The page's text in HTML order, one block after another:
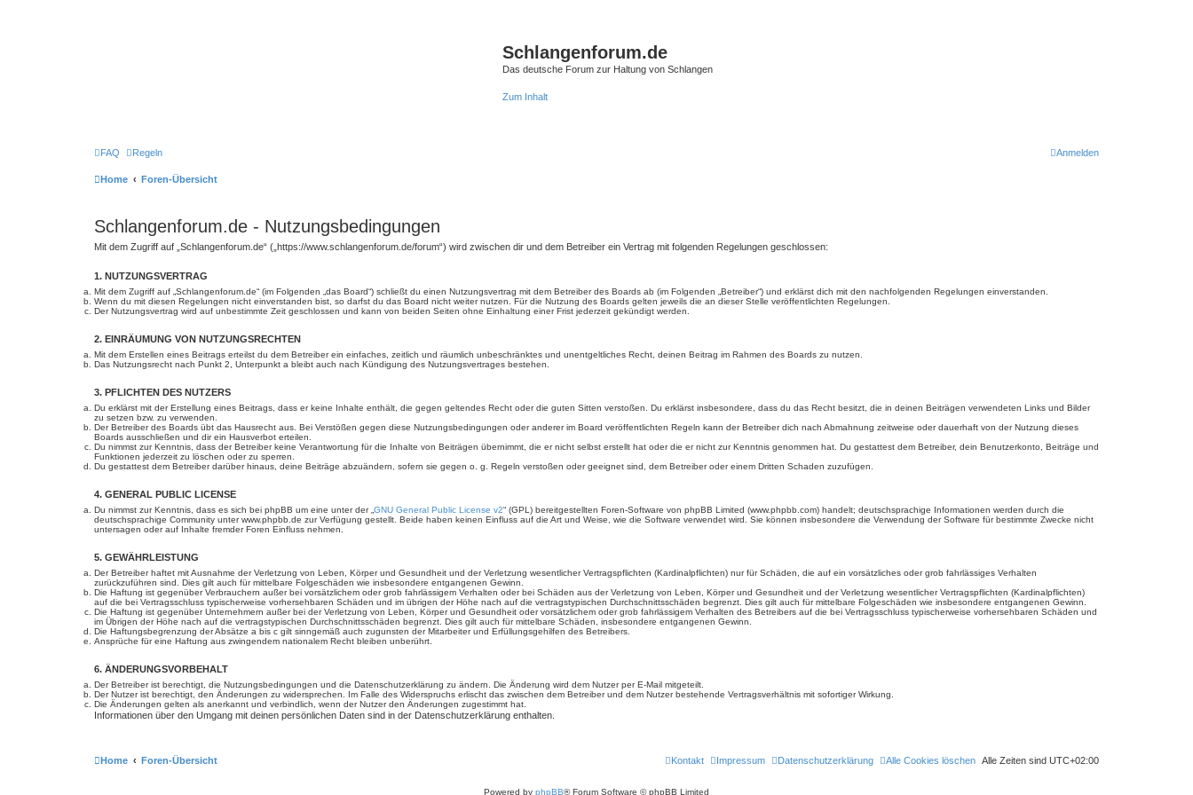
Schlangenforum.de
Das deutsche Forum zur Haltung von Schlangen
Zum Inhalt
FAQ Regeln Anmelden
Home Foren-Übersicht
Schlangenforum.de - Nutzungsbedingungen
Mit dem Zugriff auf „Schlangenforum.de“ („https://www.schlangenforum.de/forum“) wird zwischen dir und dem Betreiber ein Vertrag mit folgenden Regelungen geschlossen:
1. NUTZUNGSVERTRAG
Mit dem Zugriff auf „Schlangenforum.de“ (im Folgenden „das Board“) schließt du einen Nutzungsvertrag mit dem Betreiber des Boards ab (im Folgenden „Betreiber“) und erklärst dich mit den nachfolgenden Regelungen einverstanden.
Wenn du mit diesen Regelungen nicht einverstanden bist, so darfst du das Board nicht weiter nutzen. Für die Nutzung des Boards gelten jeweils die an dieser Stelle veröffentlichten Regelungen.
Der Nutzungsvertrag wird auf unbestimmte Zeit geschlossen und kann von beiden Seiten ohne Einhaltung einer Frist jederzeit gekündigt werden.
2. EINRÄUMUNG VON NUTZUNGSRECHTEN
Mit dem Erstellen eines Beitrags erteilst du dem Betreiber ein einfaches, zeitlich und räumlich unbeschränktes und unentgeltliches Recht, deinen Beitrag im Rahmen des Boards zu nutzen.
Das Nutzungsrecht nach Punkt 2, Unterpunkt a bleibt auch nach Kündigung des Nutzungsvertrages bestehen.
3. PFLICHTEN DES NUTZERS
Du erklärst mit der Erstellung eines Beitrags, dass er keine Inhalte enthält, die gegen geltendes Recht oder die guten Sitten verstoßen. Du erklärst insbesondere, dass du das Recht besitzt, die in deinen Beiträgen verwendeten Links und Bilder
zu setzen bzw. zu verwenden.
Der Betreiber des Boards übt das Hausrecht aus. Bei Verstößen gegen diese Nutzungsbedingungen oder anderer im Board veröffentlichten Regeln kann der Betreiber dich nach Abmahnung zeitweise oder dauerhaft von der Nutzung dieses
Boards ausschließen und dir ein Hausverbot erteilen.
Du nimmst zur Kenntnis, dass der Betreiber keine Verantwortung für die Inhalte von Beiträgen übernimmt, die er nicht selbst erstellt hat oder die er nicht zur Kenntnis genommen hat. Du gestattest dem Betreiber, dein Benutzerkonto, Beiträge und
Funktionen jederzeit zu löschen oder zu sperren.
Du gestattest dem Betreiber darüber hinaus, deine Beiträge abzuändern, sofern sie gegen o. g. Regeln verstoßen oder geeignet sind, dem Betreiber oder einem Dritten Schaden zuzufügen.
4. GENERAL PUBLIC LICENSE
Du nimmst zur Kenntnis, dass es sich bei phpBB um eine unter der „ GNU General Public License v2“ (GPL) bereitgestellten Foren-Software von phpBB Limited (www.phpbb.com) handelt; deutschsprachige Informationen werden durch die
deutschsprachige Community unter www.phpbb.de zur Verfügung gestellt. Beide haben keinen Einfluss auf die Art und Weise, wie die Software verwendet wird. Sie können insbesondere die Verwendung der Software für bestimmte Zwecke nicht
untersagen oder auf Inhalte fremder Foren Einfluss nehmen.
5. GEWÄHRLEISTUNG
Der Betreiber haftet mit Ausnahme der Verletzung von Leben, Körper und Gesundheit und der Verletzung wesentlicher Vertragspflichten (Kardinalpflichten) nur für Schäden, die auf ein vorsätzliches oder grob fahrlässiges Verhalten
zurückzuführen sind. Dies gilt auch für mittelbare Folgeschäden wie insbesondere entgangenen Gewinn.
Die Haftung ist gegenüber Verbrauchern außer bei vorsätzlichem oder grob fahrlässigem Verhalten oder bei Schäden aus der Verletzung von Leben, Körper und Gesundheit und der Verletzung wesentlicher Vertragspflichten (Kardinalpflichten)
auf die bei Vertragsschluss typischerweise vorhersehbaren Schäden und im übrigen der Höhe nach auf die vertragstypischen Durchschnittsschäden begrenzt. Dies gilt auch für mittelbare Folgeschäden wie insbesondere entgangenen Gewinn.
Die Haftung ist gegenüber Unternehmern außer bei der Verletzung von Leben, Körper und Gesundheit oder vorsätzlichem oder grob fahrlässigem Verhalten des Betreibers auf die bei Vertragsschluss typischerweise vorhersehbaren Schäden und
im Übrigen der Höhe nach auf die vertragstypischen Durchschnittsschäden begrenzt. Dies gilt auch für mittelbare Schäden, insbesondere entgangenen Gewinn.
Die Haftungsbegrenzung der Absätze a bis c gilt sinngemäß auch zugunsten der Mitarbeiter und Erfüllungsgehilfen des Betreibers.
Ansprüche für eine Haftung aus zwingendem nationalem Recht bleiben unberührt.
6. ÄNDERUNGSVORBEHALT
Der Betreiber ist berechtigt, die Nutzungsbedingungen und die Datenschutzerklärung zu ändern. Die Änderung wird dem Nutzer per E-Mail mitgeteilt.
Der Nutzer ist berechtigt, den Änderungen zu widersprechen. Im Falle des Widerspruchs erlischt das zwischen dem Betreiber und dem Nutzer bestehende Vertragsverhältnis mit sofortiger Wirkung.
Die Änderungen gelten als anerkannt und verbindlich, wenn der Nutzer den Änderungen zugestimmt hat.
Informationen über den Umgang mit deinen persönlichen Daten sind in der Datenschutzerklärung enthalten.
Home Foren-Übersicht Alle Zeiten sind UTC+02:00
Alle Cookies löschen
Datenschutzerklärung
Impressum
Kontakt
Powered by phpBB® Forum Software © phpBB Limited